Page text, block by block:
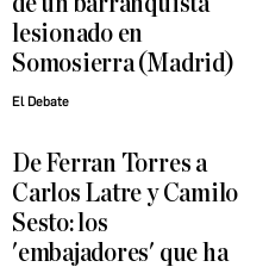
lesionado en
Somosierra (Madrid)
El Debate
De Ferran Torres a
Carlos Latre y Camilo
Sesto: los
'embajadores' que ha